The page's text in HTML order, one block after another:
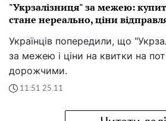
"Укрзалізниця" за межею:
стане нереально, ціни
Українців попередили, що
за межею і ціни на квитки на
дорожчими.
11:51 25.11